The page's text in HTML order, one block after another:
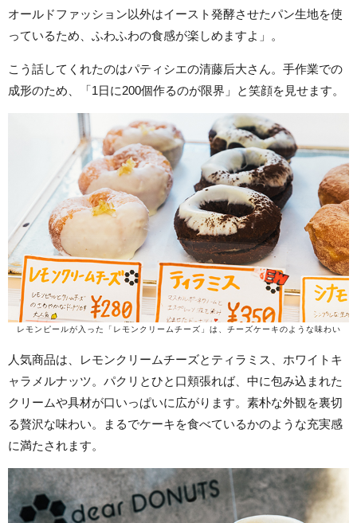
オールドファッション以外はイースト発酵させたパン生地を使
っているため、ふわふわの食感が楽しめますよ」。
こう話してくれたのはパティシエの清藤后大さん。手作業での
成形のため、「1日に200個作るのが限界」と笑顔を見せます。
レモンピールが入った「レモンクリームチーズ」は、チーズケーキのような味わい
人気商品は、レモンクリームチーズとティラミス、ホワイトキ
ャラメルナッツ。パクリとひと口頬張れば、中に包み込まれた
クリームや具材が口いっぱいに広がります。素朴な外観を裏切
る贅沢な味わい。まるでケーキを食べているかのような充実感
に満たされます。